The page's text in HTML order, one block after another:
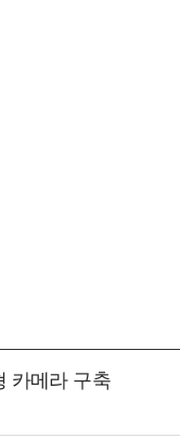
카메라 구축